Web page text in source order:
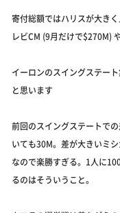
寄付総額ではハリスが大き
レビCM (9月だけで$270M)
イーロンのスイングステー
と思います
前回のスイングステートで
いても30M。差が大きいミ
なので楽勝すぎる。1人に
るのはそういうこと。